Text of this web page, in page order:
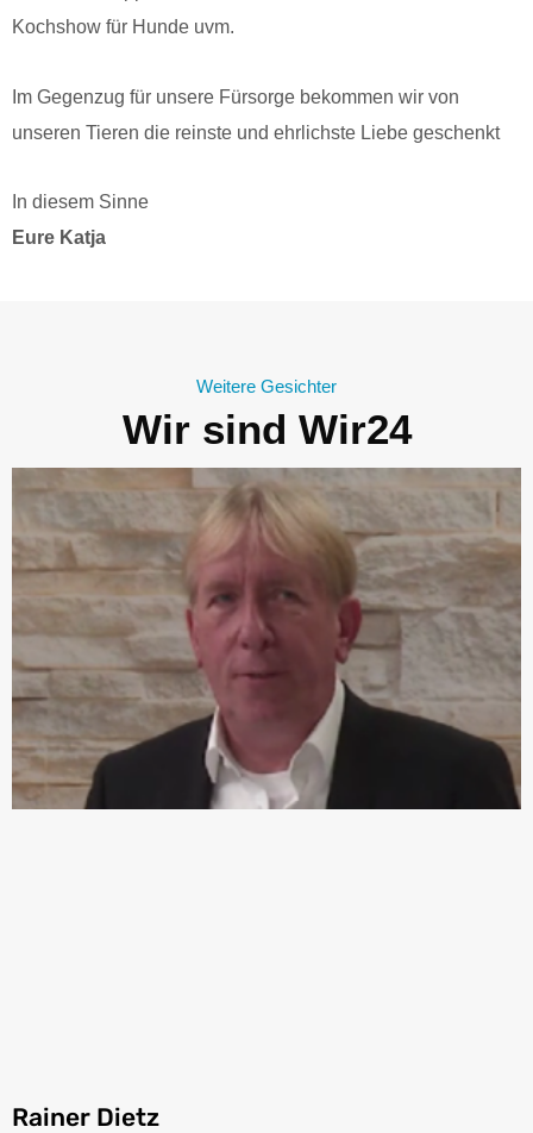
Kochshow für Hunde uvm.
Im Gegenzug für unsere Fürsorge bekommen wir von
unseren Tieren die reinste und ehrlichste Liebe geschenkt
In diesem Sinne
Eure Katja
Weitere Gesichter
Wir sind Wir24
Rainer Dietz